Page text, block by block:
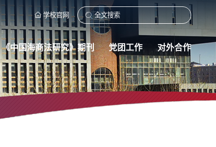
学校官网
《中国海商法研究》期刊 党团工作 对外合作